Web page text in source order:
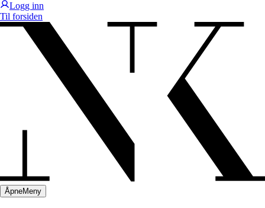
Logg inn
Til forsiden
ÅpneMeny